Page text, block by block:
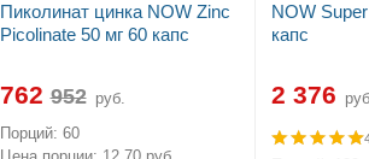
Пиколинат цинка NOW Zinc
Picolinate 50 мг 60 капс
762
руб.
Порций: 60
NOW
капс
2 376